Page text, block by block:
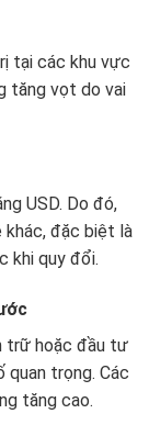
tại các khu vực
tăng vọt do vai
USD. Do đó,
khác, đặc biệt là
khi quy đổi.
trữ hoặc đầu tư
quan trọng. Các
tăng cao.